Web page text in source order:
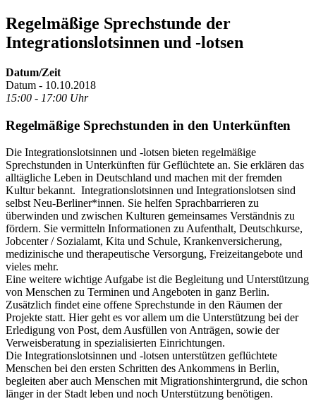
Regelmäßige Sprechstunde der
Integrationslotsinnen und -lotsen
Datum/Zeit
Datum - 10.10.2018
15:00 - 17:00 Uhr
Regelmäßige Sprechstunden in den Unterkünften
Die Integrationslotsinnen und -lotsen bieten regelmäßige
Sprechstunden in Unterkünften für Geflüchtete an. Sie erklären das
alltägliche Leben in Deutschland und machen mit der fremden
Kultur bekannt. Integrationslotsinnen und Integrationslotsen sind
selbst Neu-Berliner*innen. Sie helfen Sprachbarrieren zu
überwinden und zwischen Kulturen gemeinsames Verständnis zu
fördern. Sie vermitteln Informationen zu Aufenthalt, Deutschkurse,
Jobcenter / Sozialamt, Kita und Schule, Krankenversicherung,
medizinische und therapeutische Versorgung, Freizeitangebote und
vieles mehr.
Eine weitere wichtige Aufgabe ist die Begleitung und Unterstützung
von Menschen zu Terminen und Angeboten in ganz Berlin.
Zusätzlich findet eine offene Sprechstunde in den Räumen der
Projekte statt. Hier geht es vor allem um die Unterstützung bei der
Erledigung von Post, dem Ausfüllen von Anträgen, sowie der
Verweisberatung in spezialisierten Einrichtungen.
Die Integrationslotsinnen und -lotsen unterstützen geflüchtete
Menschen bei den ersten Schritten des Ankommens in Berlin,
begleiten aber auch Menschen mit Migrationshintergrund, die schon
länger in der Stadt leben und noch Unterstützung benötigen.